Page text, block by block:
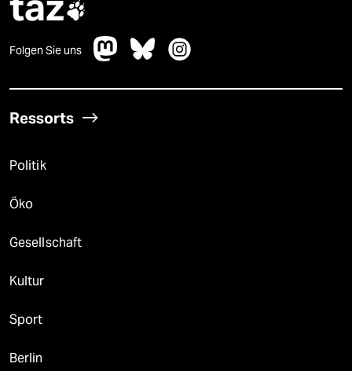

Folgen Sie uns
Ressorts
Politik
Öko
Gesellschaft
Kultur
Sport
Berlin